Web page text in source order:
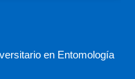
en Entomología